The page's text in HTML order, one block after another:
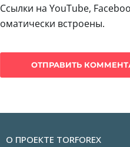
Ссылки на YouTube,
оматически встроены.
О ПРОЕКТЕ TORFOREX